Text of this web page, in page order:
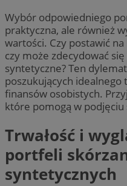
Wybór odpowiedniego
praktyczna, ale również
wartości. Czy postawić
czy może zdecydować
syntetyczne? Ten
poszukujących idealnego
finansów osobistych.
które pomogą w
Trwałość i
portfeli
syntetycznych